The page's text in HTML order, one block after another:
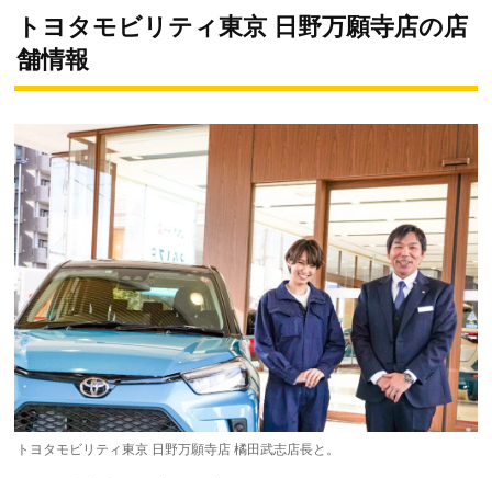
トヨタモビリティ東京 日野万願寺店の店
舗情報
トヨタモビリティ東京 日野万願寺店 橘田武志店長と。